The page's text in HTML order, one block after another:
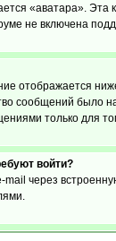
«аватара». Эта
не включена
отображается
сообщений
только для
войти?
mail через